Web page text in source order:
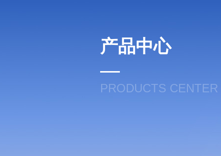
产品中心
PRODUCTS CENTER